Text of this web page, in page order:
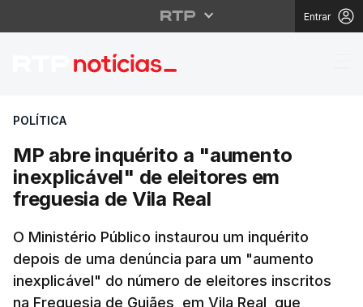
Entrar
MP abre inquérito a
POLÍTICA
MP abre inquérito a "aumento
inexplicável" de eleitores em
freguesia de Vila Real
O Ministério Público instaurou um inquérito
depois de uma denúncia para um "aumento
inexplicável" do número de eleitores inscritos
na Freguesia de Guiães, em Vila Real, que